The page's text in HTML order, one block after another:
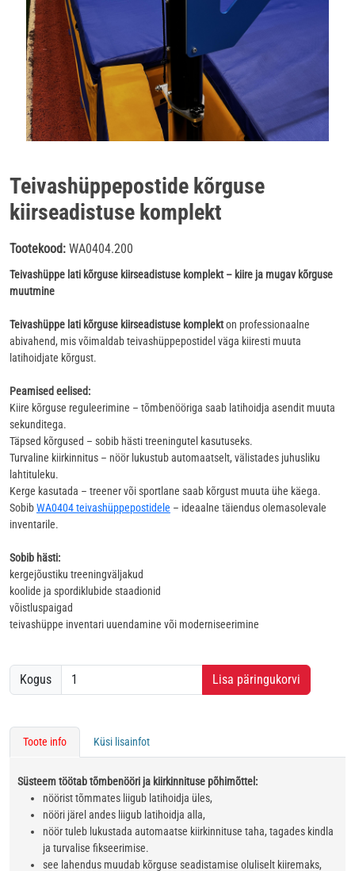
Teivashüppepostide kõrguse
kiirseadistuse komplekt
Tootekood: WA0404.200
Teivashüppe lati kõrguse kiirseadistuse komplekt – kiire ja mugav kõrguse
muutmine
Teivashüppe lati kõrguse kiirseadistuse komplekton professionaalne
abivahend, mis võimaldab teivashüppepostidel väga kiiresti muuta
latihoidjate kõrgust.
Peamised eelised:
Kiire kõrguse reguleerimine – tõmbenööriga saab latihoidja asendit muuta
sekunditega.
Täpsed kõrgused – sobib hästi treeningutel kasutuseks.
Turvaline kiirkinnitus – nöör lukustub automaatselt, välistades juhusliku
lahtituleku.
Kerge kasutada – treener või sportlane saab kõrgust muuta ühe käega.
SobibWA0404 teivashüppepostidele – ideaalne täiendus olemasolevale
inventarile.
Sobib hästi:
kergejõustiku treeningväljakud
koolide ja spordiklubide staadionid
võistluspaigad
teivashüppe inventari uuendamine või moderniseerimine
Kogus Lisa päringukorvi
Toote info Küsi lisainfot
Süsteem töötab tõmbenööri ja kiirkinnituse põhimõttel:
nöörist tõmmates liigub latihoidja üles,
nööri järel andes liigub latihoidja alla,
nöör tuleb lukustada automaatse kiirkinnituse taha, tagades kindla
ja turvalise fikseerimise.
see lahendus muudab kõrguse seadistamise oluliselt kiiremaks,